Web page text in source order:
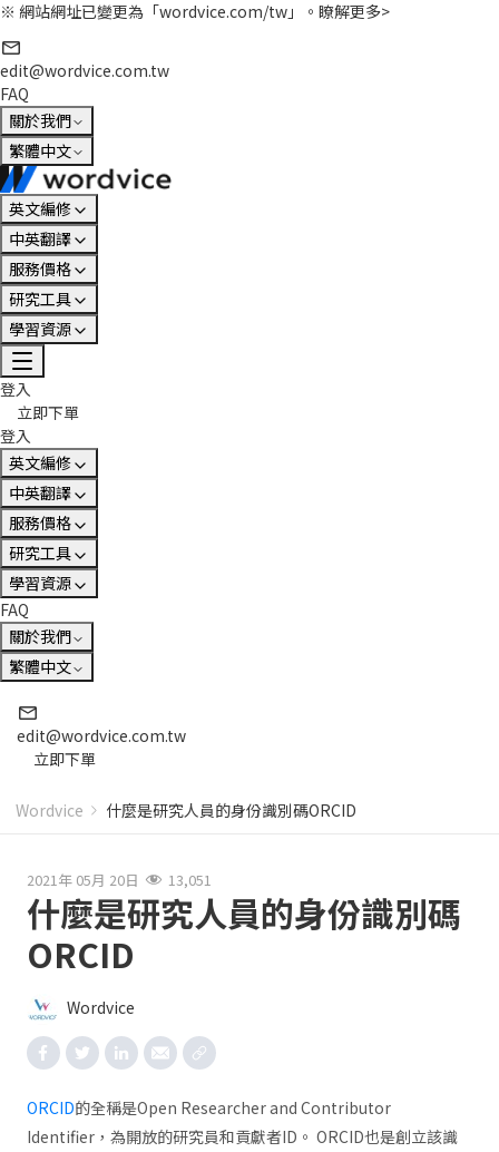
※ 網站網址已變更為「wordvice.com/tw」。 瞭解更多>
edit@wordvice.com.tw
FAQ
關於我們
繁體中文
英文編修
中英翻譯
服務價格
研究工具
學習資源
登入
立即下單
登入
英文編修
中英翻譯
服務價格
研究工具
學習資源
FAQ
關於我們
繁體中文
edit@wordvice.com.tw
立即下單
Wordvice 什麼是研究人員的身份識別碼ORCID
2021年 05月 20日 13,051
什麼是研究人員的身份識別碼
ORCID
Wordvice
ORCID的全稱是Open Researcher and Contributor
Identifier，為開放的研究員和貢獻者ID。 ORCID也是創立該識